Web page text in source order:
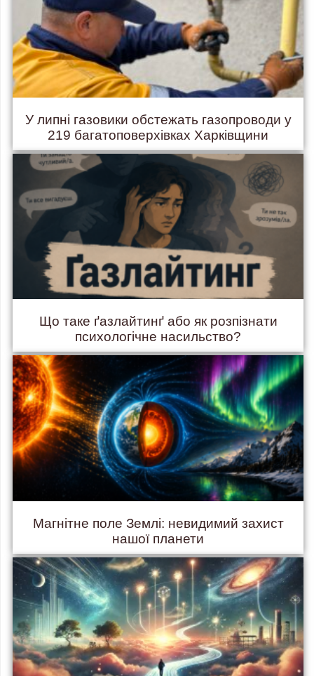
У липні газовики обстежать газопроводи у
219 багатоповерхівках Харківщини
Що таке ґазлайтинґ або як розпізнати
психологічне насильство?
Магнітне поле Землі: невидимий захист
нашої планети